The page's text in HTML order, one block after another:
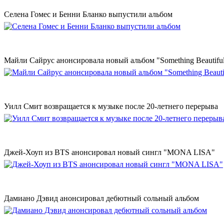
Селена Гомес и Бенни Бланко выпустили альбом
Майли Сайрус анонсировала новый альбом "Something
Уилл Смит возвращается к музыке после 20-летнего перерыва
Джей-Хоуп из BTS анонсировал новый сингл "MONA LISA"
Дамиано Дэвид анонсировал дебютный сольный альбом